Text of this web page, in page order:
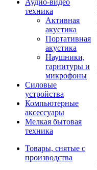
Аудио-видео
техника
Активная
акустика
Портативная
акустика
Наушники,
гарнитуры и
микрофоны
Силовые
устройства
Компьютерные
аксессуары
Мелкая бытовая
техника
Товары, снятые с
производства